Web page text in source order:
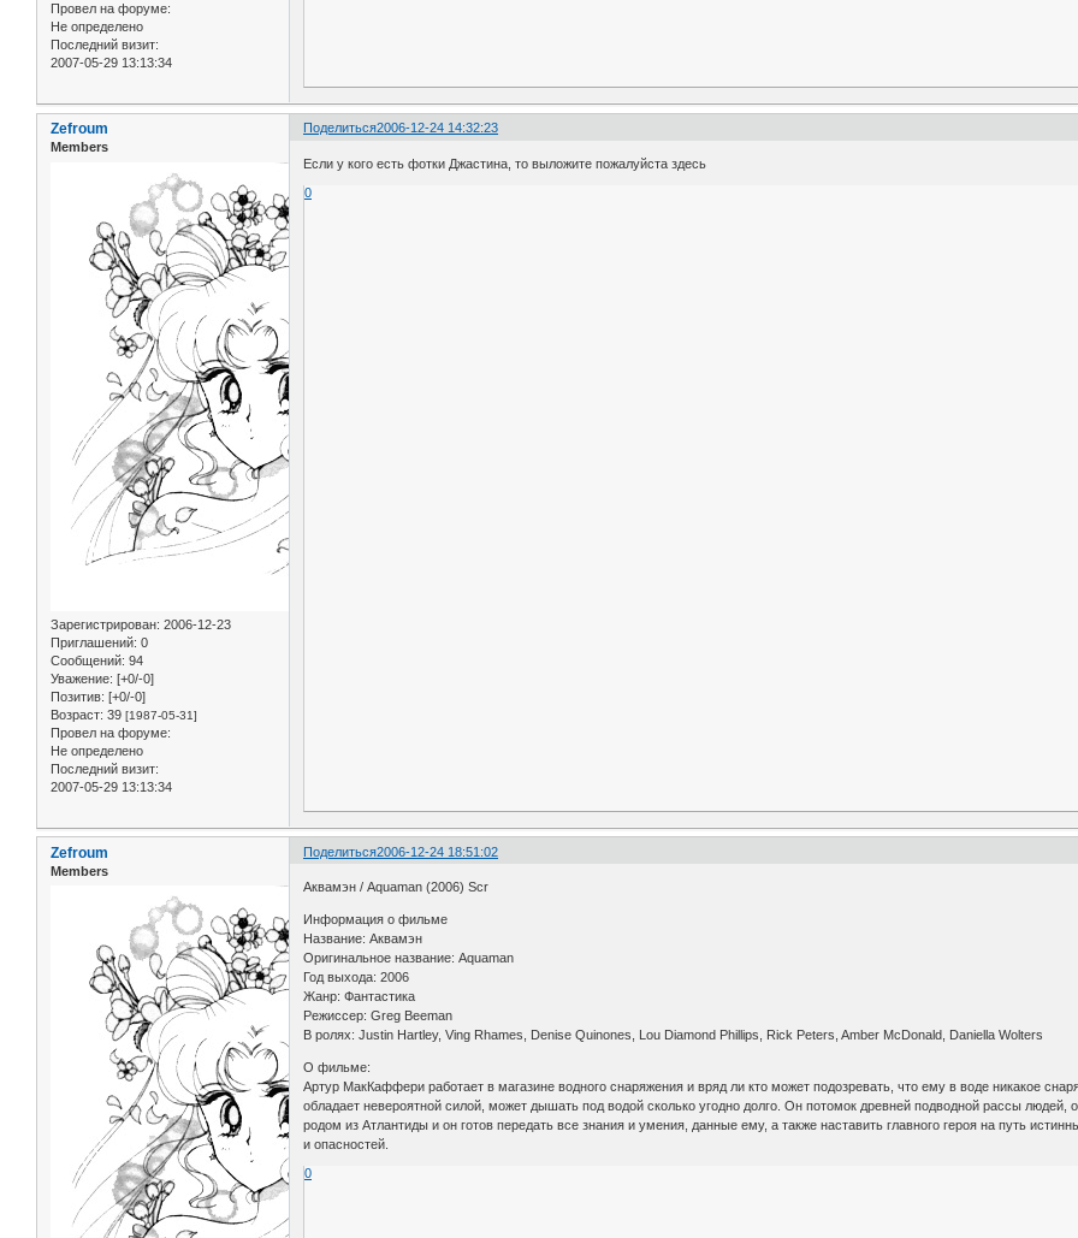
Провел на форуме:
Не определено
Последний визит:
2007-05-29 13:13:34
Поделиться2006-12-24 14:32:23
Zefroum
Members
Зарегистрирован: 2006-12-23
Приглашений: 0
Сообщений: 94
Уважение: [+0/-0]
Позитив: [+0/-0]
Возраст: 39 [1987-05-31]
Провел на форуме:
Не определено
Последний визит:
2007-05-29 13:13:34
Если у кого есть фотки Джастина, то выложите пожалуйста здесь
0
Поделиться2006-12-24 18:51:02
Zefroum
Members
Аквамэн / Aquaman (2006) Scr
Информация о фильме
Название: Аквамэн
Оригинальное название: Aquaman
Год выхода: 2006
Жанр: Фантастика
Режиссер: Greg Beeman
В ролях: Justin Hartley, Ving Rhames, Denise Quinones, Lou Diamond Phillips, Rick Peters, Amber McDonald, Daniella Wolters
О фильме:
Артур МакКаффери работает в магазине водного снаряжения и вряд ли кто может подозревать, что ему в воде никакое
обладает невероятной силой, может дышать под водой сколько угодно долго. Он потомок древней подводной рассы
родом из Атлантиды и он готов передать все знания и умения, данные ему, а также наставить главного героя на путь
и опасностей.
0